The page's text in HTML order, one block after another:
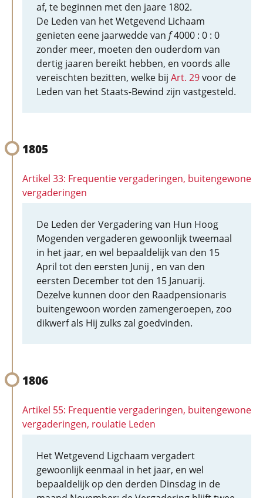
af, te beginnen met den jaare 1802.
De Leden van het Wetgevend Lichaam
genieten eene jaarwedde van f4000 : 0 : 0
zonder meer, moeten den ouderdom van
dertig jaaren bereikt hebben, en voords alle
vereischten bezitten, welke bij Art. 29voor de
Leden van het Staats-Bewind zijn vastgesteld.
1805
Artikel 33: Frequentie vergaderingen, buitengewone
vergaderingen
De Leden der Vergadering van Hun Hoog
Mogenden vergaderen gewoonlijk tweemaal
in het jaar, en wel bepaaldelijk van den 15
April tot den eersten Junij , en van den
eersten December tot den 15 Januarij.
Dezelve kunnen door den Raadpensionaris
buitengewoon worden zamengeroepen, zoo
dikwerf als Hij zulks zal goedvinden.
1806
Artikel 55: Frequentie vergaderingen, buitengewone
vergaderingen, roulatie Leden
Het Wetgevend Ligchaam vergadert
gewoonlijk eenmaal in het jaar, en wel
bepaaldelijk op den derden Dinsdag in de